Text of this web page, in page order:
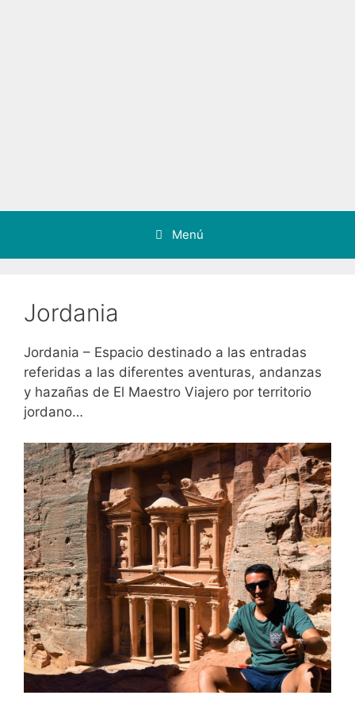
Menú
Jordania
Jordania – Espacio destinado a las entradas
referidas a las diferentes aventuras, andanzas
y hazañas de El Maestro Viajero por territorio
jordano…